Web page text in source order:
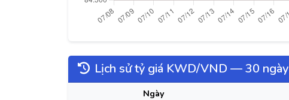
Lịch sử tỷ giá KWD/VND — 30 ngày
Ngày